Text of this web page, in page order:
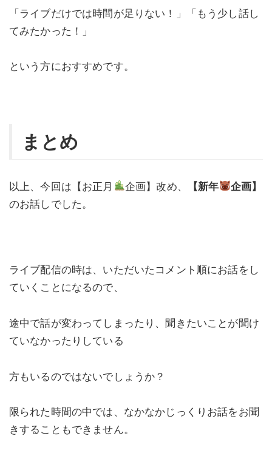
「ライブだけでは時間が足りない！」「もう少し話し
てみたかった！」
という方におすすめです。
まとめ
以上、今回は【お正月 企画】改め、 【新年
企画】
のお話しでした。
ライブ配信の時は、いただいたコメント順にお話をし
ていくことになるので、
途中で話が変わってしまったり、聞きたいことが聞け
ていなかったりしている
方もいるのではないでしょうか？
限られた時間の中では、なかなかじっくりお話をお聞
きすることもできません。